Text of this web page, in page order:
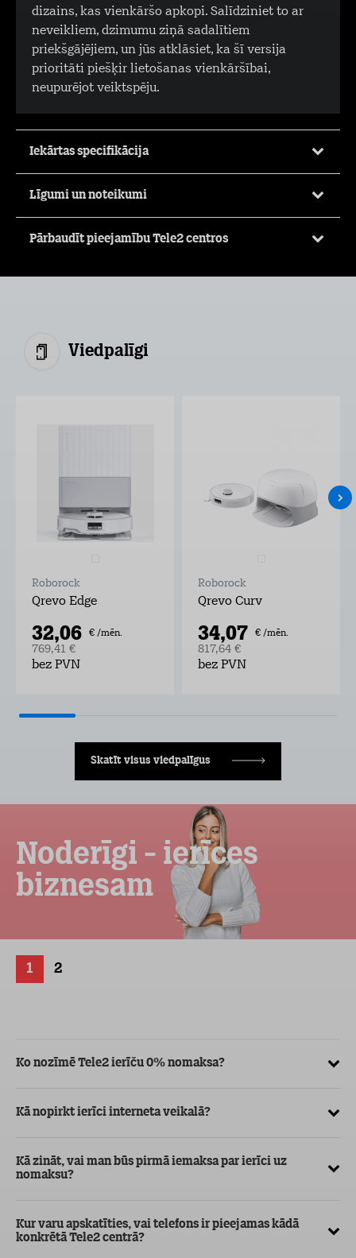
dizains, kas vienkāršo apkopi. Salīdziniet to ar
neveikliem, dzimumu ziņā sadalītiem
priekšgājējiem, un jūs atklāsiet, ka šī versija
prioritāti piešķir lietošanas vienkāršībai,
neupurējot veiktspēju.
Iekārtas specifikācija
Līgumi un noteikumi
Pārbaudīt pieejamību Tele2 centros
Viedpalīgi
Roborock
Qrevo Edge
32,06 € /mēn.
769,41 €
bez PVN
Roborock
Qrevo Curv
34,07 € /mēn.
817,64 €
bez PVN
Skatīt visus viedpalīgus
Noderīgi - ierīces
biznesam
1 2
Ko nozīmē Tele2 ierīču 0% nomaksa?
Kā nopirkt ierīci interneta veikalā?
Kā zināt, vai man būs pirmā iemaksa par ierīci uz
nomaksu?
Kur varu apskatīties, vai telefons ir pieejamas kādā
konkrētā Tele2 centrā?